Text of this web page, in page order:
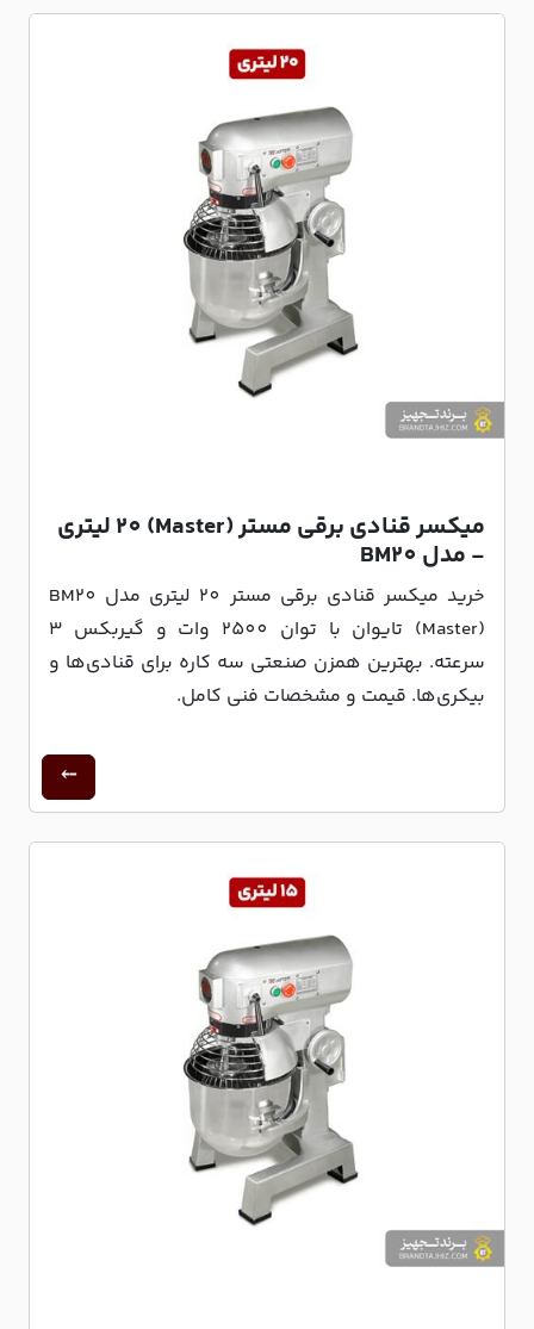
میکسر قنادی برقی مستر (Master) 20 لیتری
- مدل BM20
خرید میکسر قنادی برقی مستر 20 لیتری مدل BM20
(Master) تایوان با توان 2500 وات و گیربکس 3
سرعته. بهترین همزن صنعتی سه کاره برای قنادی‌ها و
بیکری‌ها. قیمت و مشخصات فنی کامل.